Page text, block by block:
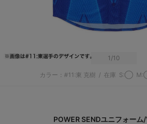
1 /10
カラー：#11:東 克樹 / 在庫 S:◯
POWER SENDユニフォーム